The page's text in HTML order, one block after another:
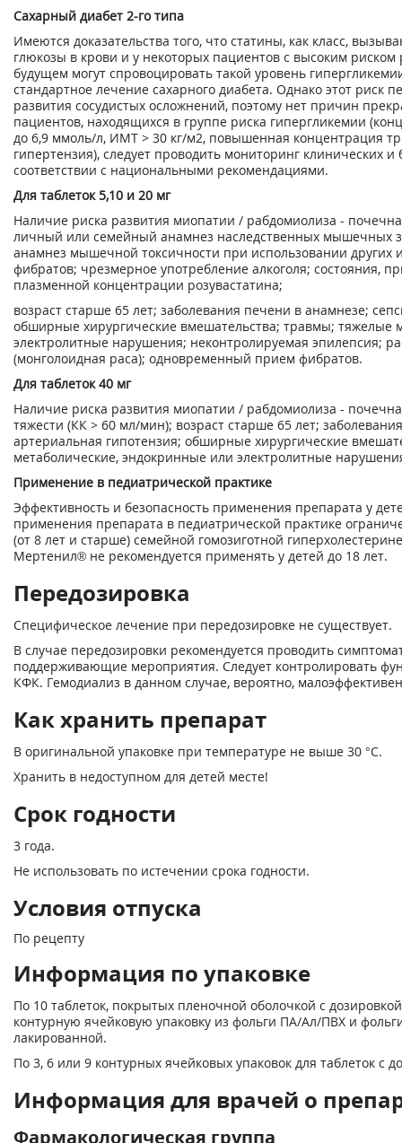
Сахарный диабет 2-го типа
Имеются доказательства того, что статины, как класс,
глюкозы в крови и у некоторых пациентов с высоким риском
будущем могут спровоцировать такой уровень
стандартное лечение сахарного диабета. Однако этот риск
развития сосудистых осложнений, поэтому нет причин
пациентов, находящихся в группе риска гипергликемии
до 6,9 ммоль/л, ИМТ > 30 кг/м2, повышенная концентрация
гипертензия), следует проводить мониторинг клинических и
соответствии с национальными рекомендациями.
Для таблеток 5,10 и 20 мг
Наличие риска развития миопатии / рабдомиолиза -
личный или семейный анамнез наследственных мышечных
анамнез мышечной токсичности при использовании других
фибратов; чрезмерное употребление алкоголя; состояния,
плазменной концентрации розувастатина;
возраст старше 65 лет; заболевания печени в анамнезе;
обширные хирургические вмешательства; травмы; тяжелые
электролитные нарушения; неконтролируемая эпилепсия;
(монголоидная раса); одновременный прием фибратов.
Для таблеток 40 мг
Наличие риска развития миопатии / рабдомиолиза -
тяжести (КК > 60 мл/мин); возраст старше 65 лет;
артериальная гипотензия; обширные хирургические
метаболические, эндокринные или электролитные
Применение в педиатрической практике
Эффективность и безопасность применения препарата у
применения препарата в педиатрической практике
(от 8 лет и старше) семейной гомозиготной
Мертенил® не рекомендуется применять у детей до 18 лет.
Передозировка
Специфическое лечение при передозировке не существует.
В случае передозировки рекомендуется проводить
поддерживающие мероприятия. Следует контролировать
КФК. Гемодиализ в данном случае, вероятно,
Как хранить препарат
В оригинальной упаковке при температуре не выше 30 °С.
Хранить в недоступном для детей месте!
Срок годности
3 года.
Не использовать по истечении срока годности.
Условия отпуска
По рецепту
Информация по упаковке
По 10 таблеток, покрытых пленочной оболочкой с
контурную ячейковую упаковку из фольги ПА/Ал/ПВХ и
лакированной.
По 3, 6 или 9 контурных ячейковых упаковок для таблеток с
Информация для врачей о
Фармакологическая группа